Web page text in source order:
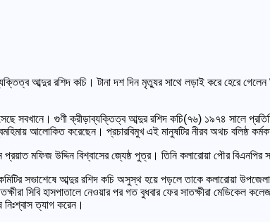
আব্দুর রশিদ কচি। টানা দশ দিন মৃত্যুর সাথে লড়াই করে হেরে
সবখানে। গুণী ক্রীড়াব্যক্তিত্ব আব্দুর রশিদ কচি(৭৬) ১৯৭৪ সালে
আলোকিত করেছেন। প্রচারবিমুখ এই মানুষটির নীরব অথচ বলিষ্ঠ
প্রয়াত মফিজ উদ্দিন বিশ্বাসের জ্যেষ্ঠ পুত্র। তিনি কলারোয়া পৌর
কমিটির সভাশেষে আব্দুর রশিদ কচি অসুস্থ হয়ে পড়লে তাকে কলারোয়া
সিবি হাসপাতালে নেওয়ার পর গত বুধবার ফের সাতক্ষীরা মেডিকেল
ত্যাগ করেন।